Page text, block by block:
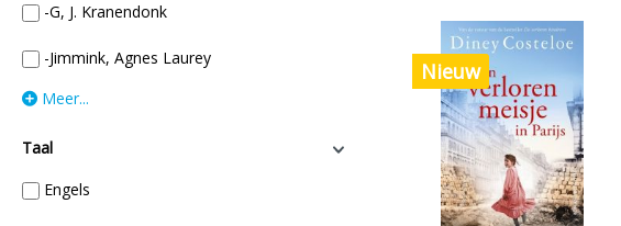
-G, J. Kranendonk
-Jimmink, Agnes Laurey
Meer...
Taal
Engels
Nieuw